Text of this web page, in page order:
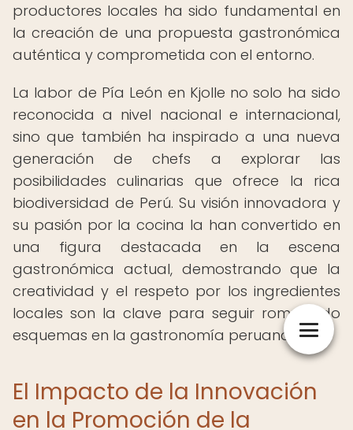
productores locales ha sido fundamental en
la creación de una propuesta gastronómica
auténtica y comprometida con el entorno.
La labor de Pía León en Kjolle no solo ha sido
reconocida a nivel nacional e internacional,
sino que también ha inspirado a una nueva
generación de chefs a explorar las
posibilidades culinarias que ofrece la rica
biodiversidad de Perú. Su visión innovadora y
su pasión por la cocina la han convertido en
una figura destacada en la escena
gastronómica actual, demostrando que la
creatividad y el respeto por los ingredientes
locales son la clave para seguir rompiendo
esquemas en la gastronomía peruana.
El Impacto de la Innovación
en la Promoción de la